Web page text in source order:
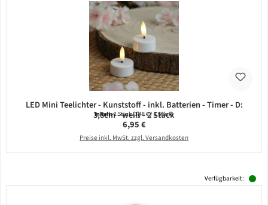
LED Mini Teelichter - Kunststoff - inkl. Batterien - Timer - D:
3,8cm - weiß - 2 Stück
Inhalt:2 Stück(3,48 € / 1 Stück)
Regulärer Preis:
6,95 €
Preise inkl. MwSt. zzgl. Versandkosten
Verfügbarkeit: